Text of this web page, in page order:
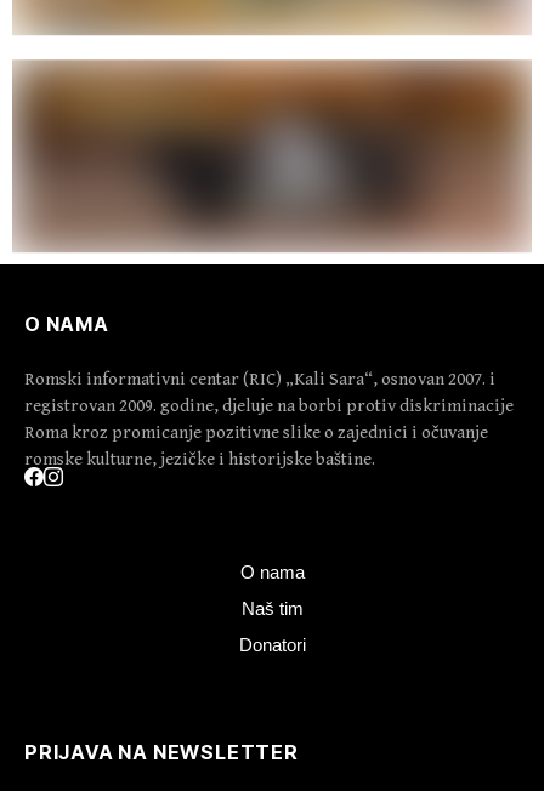
O NAMA
Romski informativni centar (RIC) „Kali Sara“, osnovan 2007. i
registrovan 2009. godine, djeluje na borbi protiv diskriminacije
Roma kroz promicanje pozitivne slike o zajednici i očuvanje
romske kulturne, jezičke i historijske baštine.
O nama
Naš tim
Donatori
PRIJAVA NA NEWSLETTER